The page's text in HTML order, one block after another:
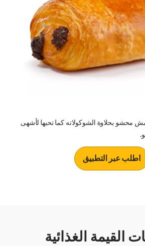
محشو بحلاوة الشوكولاته كما تحبها لأشهى
اطلب عبر التطبيق
القيمة الغذائية